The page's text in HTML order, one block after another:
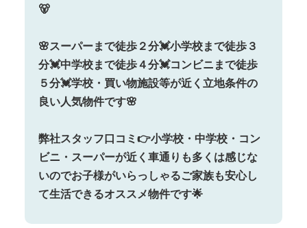
🐻
🌸スーパーまで徒歩２分💓小学校まで徒歩３
分💓中学校まで徒歩４分💓コンビニまで徒歩
５分💓学校・買い物施設等が近く立地条件の
良い人気物件です🌸
弊社スタッフ口コミ👉小学校・中学校・コン
ビニ・スーパーが近く車通りも多くは感じな
いのでお子様がいらっしゃるご家族も安心し
て生活できるオススメ物件です🌟